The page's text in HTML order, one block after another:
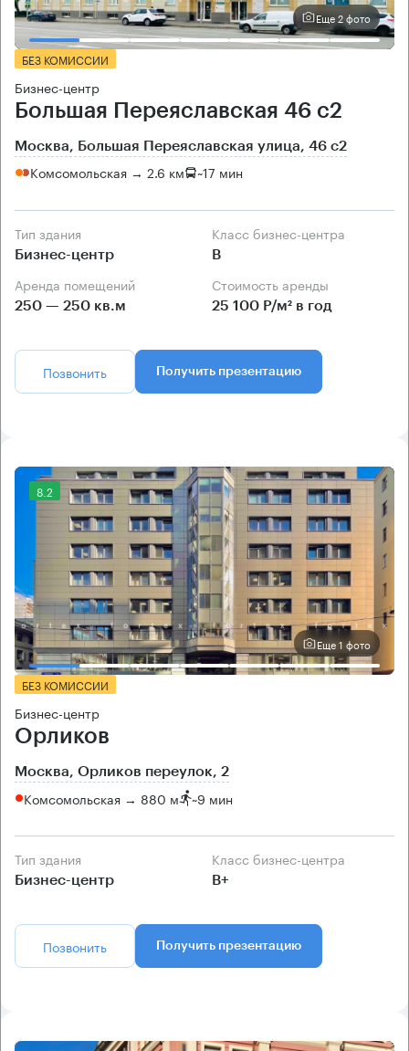
Еще 2 фото
БЕЗ КОМИССИИ
Бизнес-центр
Большая Переяславская 46 с2
Москва, Большая Переяславская улица, 46 с2
Комсомольская → 2.6 км ~17 мин
Тип здания
Бизнес-центр
Класс бизнес-центра
B
Аренда помещений
250 — 250 кв.м
Стоимость аренды
25 100 Р/м² в год
Позвонить Получить презентацию
8.2
Еще 1 фото
БЕЗ КОМИССИИ
Бизнес-центр
Орликов
Москва, Орликов переулок, 2
Комсомольская → 880 м ~9 мин
Тип здания
Бизнес-центр
Класс бизнес-центра
B+
Позвонить Получить презентацию